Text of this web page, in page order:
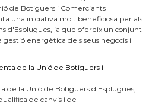
de Botiguers i Comerciants
una iniciativa molt beneficiosa per als
d'Esplugues, ja que ofereix un conjunt
energètica dels seus negocis i
de la Unió de Botiguers i
de la Unió de Botiguers d'Esplugues,
de canvis i de